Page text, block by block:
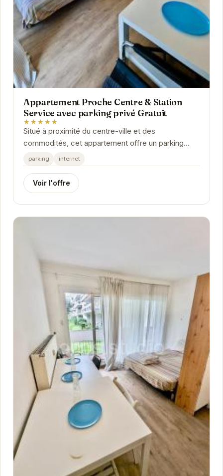
Appartement Proche Centre & Station
Service avec parking privé Gratuit
★★★★★
Situé à proximité du centre-ville et des
commodités, cet appartement offre un parking
privé gratuit, un accès internet et tout le
nécessaire...
parking internet
Voir l'offre